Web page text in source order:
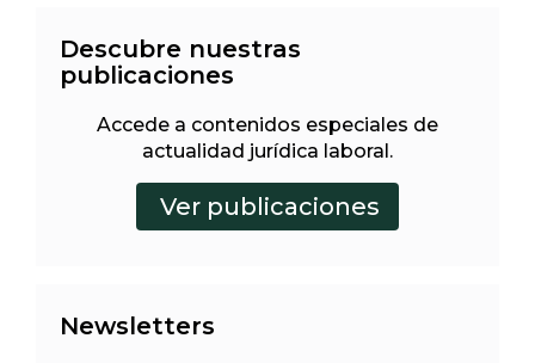
Descubre nuestras
publicaciones
Accede a contenidos especiales de
actualidad jurídica laboral.
Newsletters